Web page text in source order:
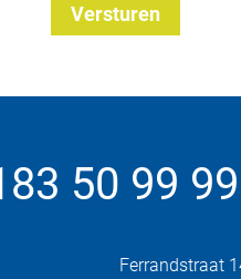
Versturen
50 99 99
Ferrandstraat